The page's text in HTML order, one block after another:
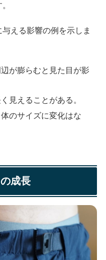
える影響の例を示しま
が膨らむと見た目が影
見えることがある。
のサイズに変化はな
成長